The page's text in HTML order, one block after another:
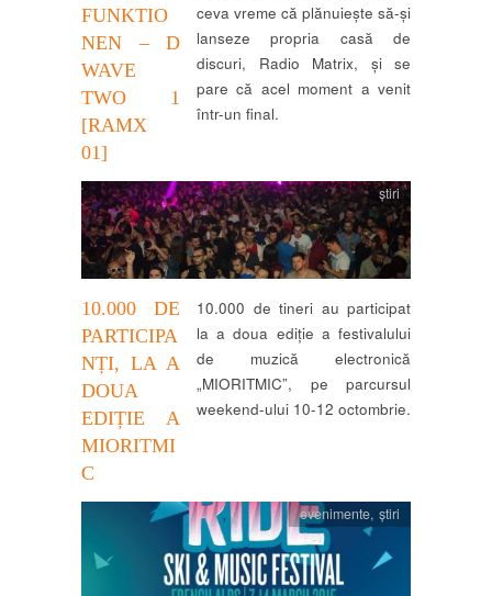
FUNKTIO
NEN – D
WAVE
TWO 1
[RAMX
01]
ceva vreme că plănuiește să-și
lanseze propria casă de
discuri, Radio Matrix, și se
pare că acel moment a venit
într-un final.
10.000 DE
PARTICIPA
NȚI, LA A
DOUA
EDIȚIE A
MIORITMI
C
știri
10.000 de tineri au participat
la a doua ediție a festivalului
de muzică electronică
„MIORITMIC”, pe parcursul
weekend-ului 10-12 octombrie.
evenimente,știri